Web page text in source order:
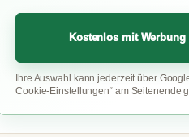
Kostenlos mit
Ihre Auswahl kann jederzeit über
Cookie-Einstellungen“ am Seitenende